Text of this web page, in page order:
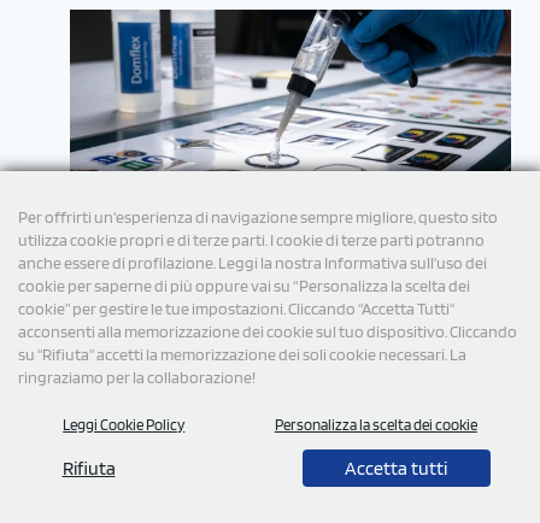
Per offrirti un'esperienza di navigazione sempre migliore, questo sito
utilizza cookie propri e di terze parti. I cookie di terze parti potranno
anche essere di profilazione. Leggi la nostra Informativa sull’uso dei
cookie per saperne di più oppure vai su “Personalizza la scelta dei
cookie” per gestire le tue impostazioni. Cliccando "Accetta Tutti"
acconsenti alla memorizzazione dei cookie sul tuo dispositivo. Cliccando
su "Rifiuta" accetti la memorizzazione dei soli cookie necessari. La
ringraziamo per la collaborazione!
Leggi Cookie Policy Personalizza la scelta dei cookie
Rifiuta Accetta tutti
© 2026 Tutti i diritti Riservati StampaSi S.r.l.